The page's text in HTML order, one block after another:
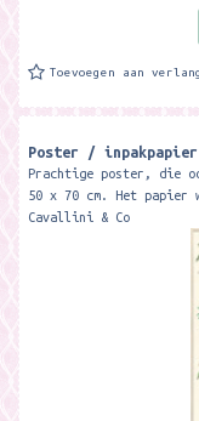
Toevoegen aan
Poster /
Prachtige poster, die
50 x 70 cm. Het papier
Cavallini & Co